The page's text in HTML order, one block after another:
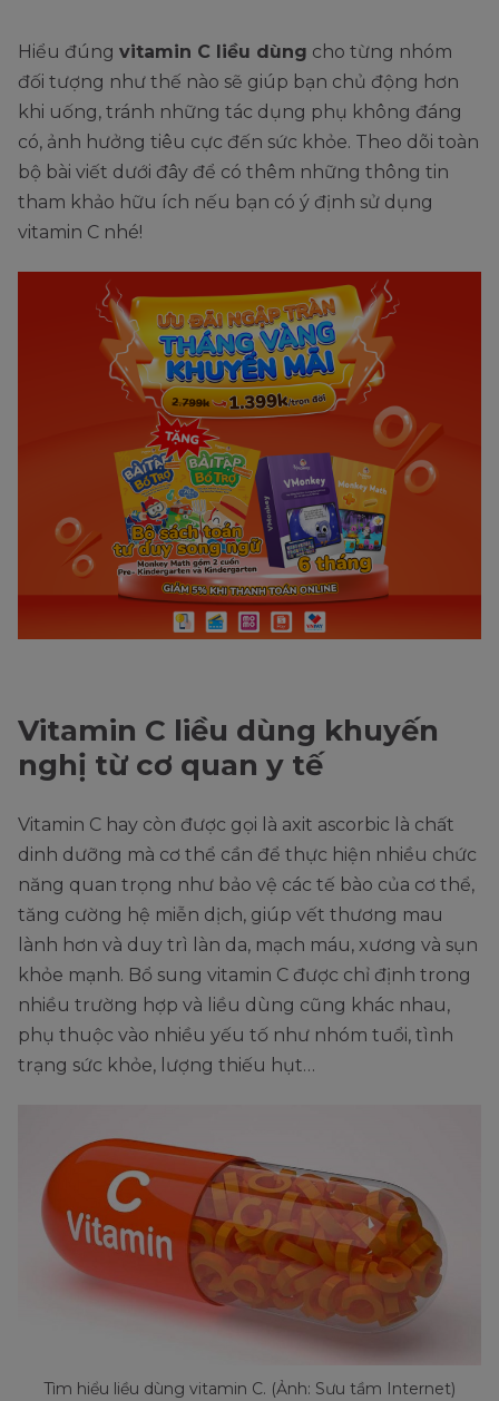
Hiểu đúng vitamin C liều dùng cho từng nhóm
đối tượng như thế nào sẽ giúp bạn chủ động hơn
khi uống, tránh những tác dụng phụ không đáng
có, ảnh hưởng tiêu cực đến sức khỏe. Theo dõi toàn
bộ bài viết dưới đây để có thêm những thông tin
tham khảo hữu ích nếu bạn có ý định sử dụng
vitamin C nhé!
Vitamin C liều dùng khuyến
nghị từ cơ quan y tế
Vitamin C hay còn được gọi là axit ascorbic là chất
dinh dưỡng mà cơ thể cần để thực hiện nhiều chức
năng quan trọng như bảo vệ các tế bào của cơ thể,
tăng cường hệ miễn dịch, giúp vết thương mau
lành hơn và duy trì làn da, mạch máu, xương và sụn
khỏe mạnh. Bổ sung vitamin C được chỉ định trong
nhiều trường hợp và liều dùng cũng khác nhau,
phụ thuộc vào nhiều yếu tố như nhóm tuổi, tình
trạng sức khỏe, lượng thiếu hụt…
Tìm hiểu liều dùng vitamin C. (Ảnh: Sưu tầm Internet)